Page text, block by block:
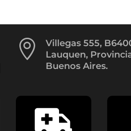

Villegas 555,
Lauquen,
Buenos Aires.
